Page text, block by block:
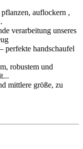
auflockern ,
verarbeitung unseres
perfekte handschaufel
robustem und
mittlere größe, zu